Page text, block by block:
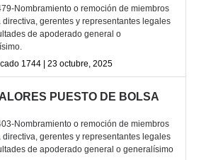
Nombramiento o remoción de miembros
directiva, gerentes y representantes legales
de apoderado general o
1744 | 23 octubre, 2025
PUESTO DE BOLSA
Nombramiento o remoción de miembros
directiva, gerentes y representantes legales
de apoderado general o generalísimo